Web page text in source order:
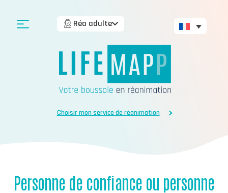
Réa adulte
Choisir mon service de réanimation
Personne de confiance ou personne